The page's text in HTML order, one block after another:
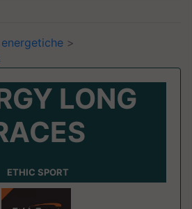
>
LONG
ETHIC SPORT